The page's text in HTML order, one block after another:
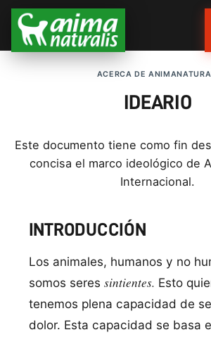
ACERCA DE
IDEARIO
Este documento tiene como fin
concisa el marco ideológico de
Internacional.
INTRODUCCIÓN
Los animales, humanos y no
somos seres sintientes. Esto
tenemos plena capacidad de
dolor. Esta capacidad se basa